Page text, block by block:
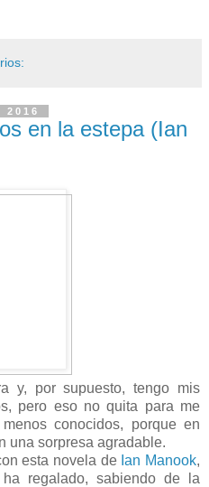
en la estepa (Ian
y, por supuesto, tengo mis
pero eso no quita para me
conocidos, porque en
una sorpresa agradable.
esta novela de Ian Manook,
regalado, sabiendo de la